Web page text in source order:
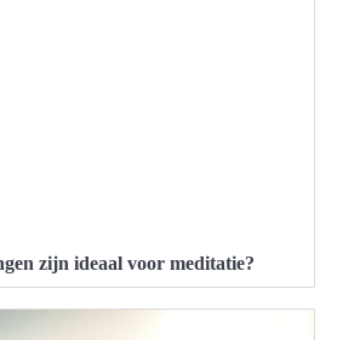
zijn ideaal voor meditatie?